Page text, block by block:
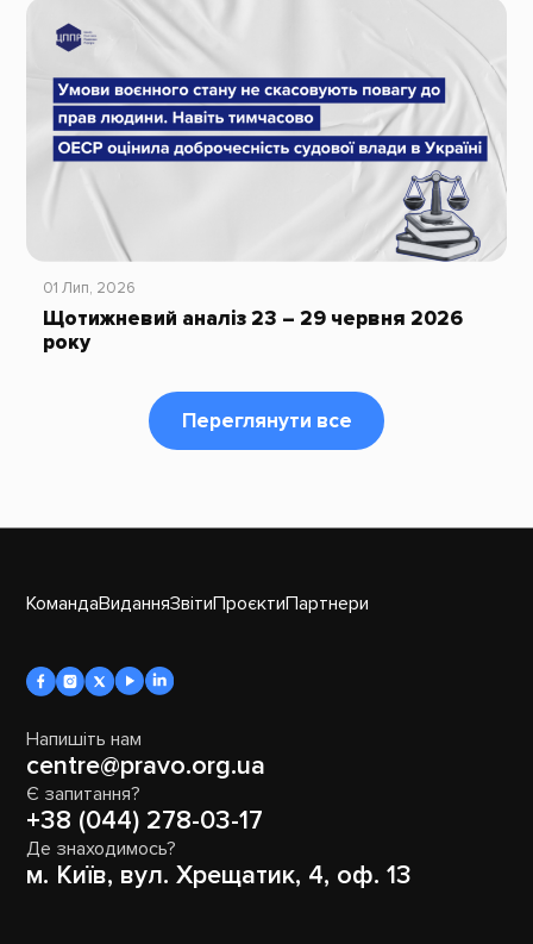
01 Лип, 2026
Щотижневий аналіз 23 – 29 червня 2026
року
Переглянути все
КомандаВиданняЗвітиПроєктиПартнери
Напишіть нам
centre@pravo.org.ua
Є запитання?
+38 (044) 278-03-17
Де знаходимось?
м. Київ, вул. Хрещатик, 4, оф. 13